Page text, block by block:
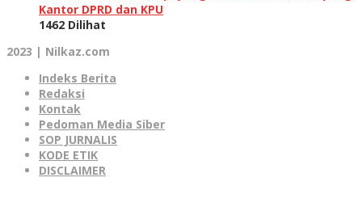
Kantor DPRD dan KPU
1462 Dilihat
2023 | Nilkaz.com
Indeks Berita
Redaksi
Kontak
Pedoman Media Siber
SOP JURNALIS
KODE ETIK
DISCLAIMER